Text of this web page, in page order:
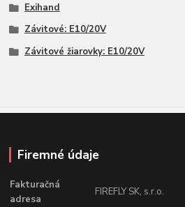
Exihand
Závitové: E10/20V
Závitové žiarovky: E10/20V
Firemné údaje
Fakturačná
adresa
FIREFLY SK, s.r.o.